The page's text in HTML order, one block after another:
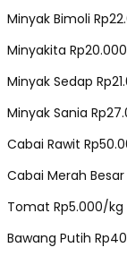
Minyak Bimoli
Minyakita
Minyak Sedap
Minyak Sania
Cabai Rawit
Cabai Merah Besar
Tomat Rp5.000/kg
Bawang Putih